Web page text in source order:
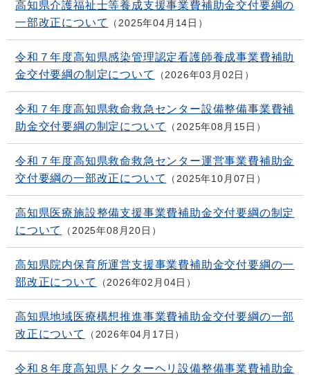
高知県介護福祉士等養成支援事業費補助金交付要綱の
一部改正について
2025年04月14日
令和７年度高知県感染管理認定看護師養成事業費補助
金交付要綱の制定について
2026年03月02日
令和７年度高知県救命救急センター設備整備事業費補
助金交付要綱の制定について
2025年08月15日
令和７年度高知県救命救急センター運営事業費補助金
交付要綱の一部改正について
2025年10月07日
高知県医療施設整備支援事業費補助金交付要綱の制定
について
2025年08月20日
高知県院内保育所運営支援事業費補助金交付要綱の一
部改正について
2026年02月04日
高知県地域医療構想推進事業費補助金交付要綱の一部
改正について
2026年04月17日
令和８年度高知県ドクターヘリ設備整備事業費補助金